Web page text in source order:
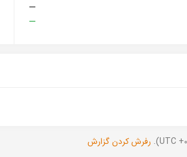
—
—
رفرش کردن گزارش